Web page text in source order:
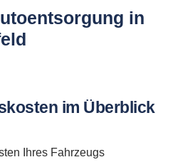
in
im Überblick
Ihres Fahrzeugs